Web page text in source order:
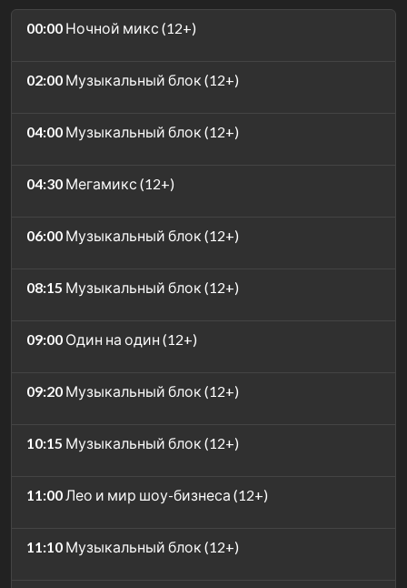
00:00 Ночной микс (12+)
02:00 Музыкальный блок (12+)
04:00 Музыкальный блок (12+)
04:30 Мегамикс (12+)
06:00 Музыкальный блок (12+)
08:15 Музыкальный блок (12+)
09:00 Один на один (12+)
09:20 Музыкальный блок (12+)
10:15 Музыкальный блок (12+)
11:00Лео и мир шоу-бизнеса (12+)
11:10 Музыкальный блок (12+)